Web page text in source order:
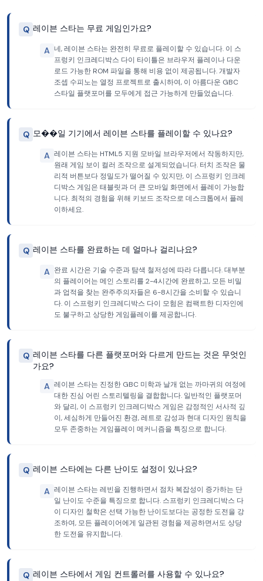
Q 레이븐 스타는 무료 게임인가요?
A 네, 레이븐 스타는 완전히 무료로 플레이할 수 있습니다. 이 스
프렁키 인크레디박스 다이 타이틀은 브라우저 플레이나 다운
로드 가능한 ROM 파일을 통해 비용 없이 제공됩니다. 개발자
조셉 수피노는 열정 프로젝트로 출시하여, 이 아름다운 GBC
스타일 플랫포머를 모두에게 접근 가능하게 만들었습니다.
Q 모��일 기기에서 레이븐 스타를 플레이할 수 있나요?
A 레이븐 스타는 HTML5 지원 모바일 브라우저에서 작동하지만,
원래 게임 보이 컬러 조작으로 설계되었습니다. 터치 조작은 물
리적 버튼보다 정밀도가 떨어질 수 있지만, 이 스프렁키 인크레
디박스 게임은 태블릿과 더 큰 모바일 화면에서 플레이 가능합
니다. 최적의 경험을 위해 키보드 조작으로 데스크톱에서 플레
이하세요.
Q 레이븐 스타를 완료하는 데 얼마나 걸리나요?
A 완료 시간은 기술 수준과 탐색 철저성에 따라 다릅니다. 대부분
의 플레이어는 메인 스토리를 2-4시간에 완료하고, 모든 비밀
과 업적을 찾는 완주주의자들은 6-8시간을 소비할 수 있습니
다. 이 스프렁키 인크레디박스 다이 모험은 컴팩트한 디자인에
도 불구하고 상당한 게임플레이를 제공합니다.
Q 레이븐 스타를 다른 플랫포머와 다르게 만드는 것은 무엇인
가요?
A 레이븐 스타는 진정한 GBC 미학과 날개 없는 까마귀의 여정에
대한 진심 어린 스토리텔링을 결합합니다. 일반적인 플랫포머
와 달리, 이 스프렁키 인크레디박스 게임은 감정적인 서사적 깊
이, 세심하게 만들어진 환경, 레트로 감성과 현대 디자인 원칙을
모두 존중하는 게임플레이 메커니즘을 특징으로 합니다.
Q 레이븐 스타에는 다른 난이도 설정이 있나요?
A 레이븐 스타는 레빈을 진행하면서 점차 복잡성이 증가하는 단
일 난이도 수준을 특징으로 합니다. 스프렁키 인크레디박스 다
이 디자인 철학은 선택 가능한 난이도보다는 공정한 도전을 강
조하여, 모든 플레이어에게 일관된 경험을 제공하면서도 상당
한 도전을 유지합니다.
Q 레이븐 스타에서 게임 컨트롤러를 사용할 수 있나요?